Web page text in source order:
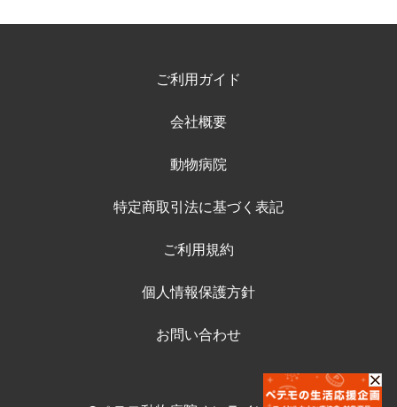
ご利用ガイド
会社概要
動物病院
特定商取引法に基づく表記
ご利用規約
個人情報保護方針
お問い合わせ